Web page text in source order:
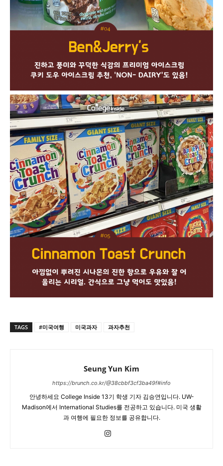
TAGS #미국여행 미국과자 과자추천
Seung Yun Kim
https://brunch.co.kr/@38cbbf3cf3ba49f#info
안녕하세요 College Inside 13기 학생 기자 김승연입니다. UW-
Madison에서 International Studies를 전공하고 있습니다. 미국 생활
과 여행에 필요한 정보를 공유합니다.